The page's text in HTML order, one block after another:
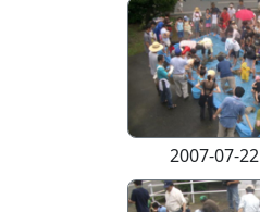
2007-07-22